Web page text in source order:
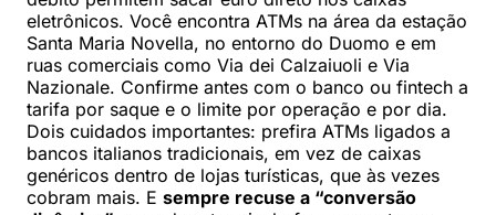
eletrônicos. Você encontra ATMs na área da estação
Santa Maria Novella, no entorno do Duomo e em
ruas comerciais como Via dei Calzaiuoli e Via
Nazionale. Confirme antes com o banco ou fintech a
tarifa por saque e o limite por operação e por dia.
Dois cuidados importantes: prefira ATMs ligados a
bancos italianos tradicionais, em vez de caixas
genéricos dentro de lojas turísticas, que às vezes
cobram mais. E sempre recuse a “conversão